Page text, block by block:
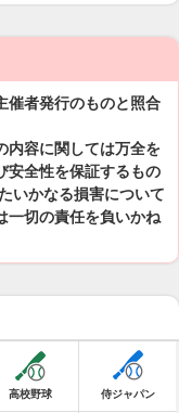
催者発行のものと照合
内容に関しては万全を
安全性を保証するもの
いかなる損害について
一切の責任を負いかね
高校野球 侍ジャパン